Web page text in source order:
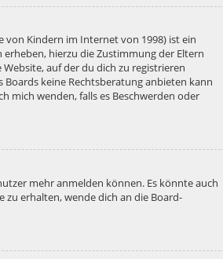
von Kindern im Internet von 1998) ist ein
erheben, hierzu die Zustimmung der Eltern
auf der du dich zu registrieren
keine Rechtsberatung anbieten kann
mich wenden, falls es Beschwerden oder
mehr anmelden können. Es könnte auch
zu erhalten, wende dich an die Board-